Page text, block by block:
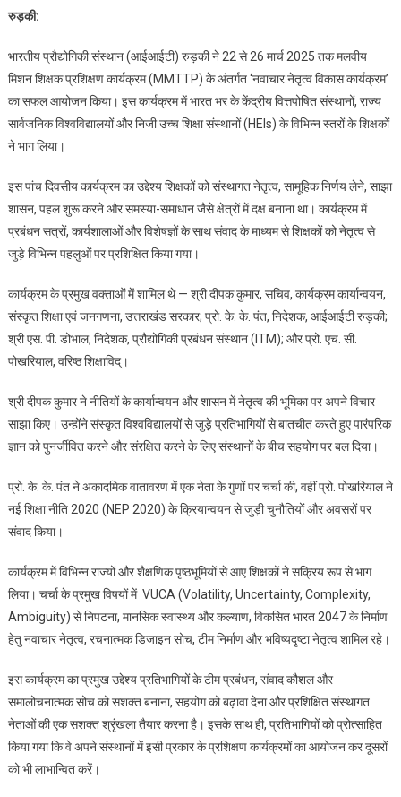
मलवीय
मिशन
शिक्षक
प्रशिक्षण
अंतर्गत
‘नवाचार
नेतृत्व
का
सफल
आयोजन
रुड़की:
भारतीय प्रौद्योगिकी संस्थान (आईआईटी) रुड़की ने 22 से 26 मार्च 2025 तक मलवीय
मिशन शिक्षक प्रशिक्षण कार्यक्रम (MMTTP) के अंतर्गत ‘नवाचार नेतृत्व विकास कार्यक्रम’
का सफल आयोजन किया। इस कार्यक्रम में भारत भर के केंद्रीय वित्तपोषित संस्थानों, राज्य
सार्वजनिक विश्वविद्यालयों और निजी उच्च शिक्षा संस्थानों (HEIs) के विभिन्न स्तरों के शिक्षकों
ने भाग लिया।
इस पांच दिवसीय कार्यक्रम का उद्देश्य शिक्षकों को संस्थागत नेतृत्व, सामूहिक निर्णय लेने, साझा
शासन, पहल शुरू करने और समस्या-समाधान जैसे क्षेत्रों में दक्ष बनाना था। कार्यक्रम में
प्रबंधन सत्रों, कार्यशालाओं और विशेषज्ञों के साथ संवाद के माध्यम से शिक्षकों को नेतृत्व से
जुड़े विभिन्न पहलुओं पर प्रशिक्षित किया गया।
कार्यक्रम के प्रमुख वक्ताओं में शामिल थे — श्री दीपक कुमार, सचिव, कार्यक्रम कार्यान्वयन,
संस्कृत शिक्षा एवं जनगणना, उत्तराखंड सरकार; प्रो. के. के. पंत, निदेशक, आईआईटी रुड़की;
श्री एस. पी. डोभाल, निदेशक, प्रौद्योगिकी प्रबंधन संस्थान (ITM); और प्रो. एच. सी.
पोखरियाल, वरिष्ठ शिक्षाविद्।
श्री दीपक कुमार ने नीतियों के कार्यान्वयन और शासन में नेतृत्व की भूमिका पर अपने विचार
साझा किए। उन्होंने संस्कृत विश्वविद्यालयों से जुड़े प्रतिभागियों से बातचीत करते हुए पारंपरिक
ज्ञान को पुनर्जीवित करने और संरक्षित करने के लिए संस्थानों के बीच सहयोग पर बल दिया।
प्रो. के. के. पंत ने अकादमिक वातावरण में एक नेता के गुणों पर चर्चा की, वहीं प्रो. पोखरियाल ने
नई शिक्षा नीति 2020 (NEP 2020) के क्रियान्वयन से जुड़ी चुनौतियों और अवसरों पर
संवाद किया।
कार्यक्रम में विभिन्न राज्यों और शैक्षणिक पृष्ठभूमियों से आए शिक्षकों ने सक्रिय रूप से भाग
लिया। चर्चा के प्रमुख विषयों में VUCA (Volatility, Uncertainty, Complexity,
Ambiguity) से निपटना, मानसिक स्वास्थ्य और कल्याण, विकसित भारत 2047 के निर्माण
हेतु नवाचार नेतृत्व, रचनात्मक डिजाइन सोच, टीम निर्माण और भविष्यदृष्टा नेतृत्व शामिल रहे।
इस कार्यक्रम का प्रमुख उद्देश्य प्रतिभागियों के टीम प्रबंधन, संवाद कौशल और
समालोचनात्मक सोच को सशक्त बनाना, सहयोग को बढ़ावा देना और प्रशिक्षित संस्थागत
नेताओं की एक सशक्त श्रृंखला तैयार करना है। इसके साथ ही, प्रतिभागियों को प्रोत्साहित
किया गया कि वे अपने संस्थानों में इसी प्रकार के प्रशिक्षण कार्यक्रमों का आयोजन कर दूसरों
को भी लाभान्वित करें।